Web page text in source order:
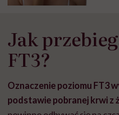
Jak
FT3?
Oznaczenie poziomu FT3
podstawie pobranej krwi z